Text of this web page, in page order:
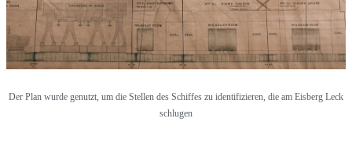
Der Plan wurde genutzt, um die Stellen des Schiffes zu identifizieren, die am Eisberg Leck
schlugen